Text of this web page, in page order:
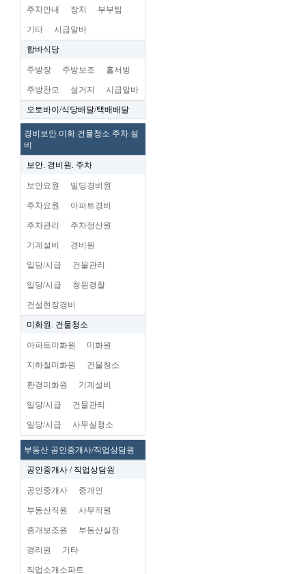
주차안내 장치 부부팀
기타 시급알바
함바식당
주방장 주방보조 홀서빙
주방찬모 설거지 시급알바
오토바이/식당배달/택배배달
경비보안.미화.건물청소.주차.설
비
보안. 경비원. 주차
보안요원 빌딩경비원
주차요원 아파트경비
주차관리 주차정산원
기계설비 경비원
일당/시급 건물관리
일당/시급 청원경찰
건설현장경비
미화원. 건물청소
아파트미화원 미화원
지하철미화원 건물청소
환경미화원 기계설비
일당/시급 건물관리
일당/시급 사무실청소
부동산 공인중개사/직업상담원
공인중개사 / 직업상담원
공인중개사 중개인
부동산직원 사무직원
중개보조원 부동산실장
경리원 기타
직업소개소파트